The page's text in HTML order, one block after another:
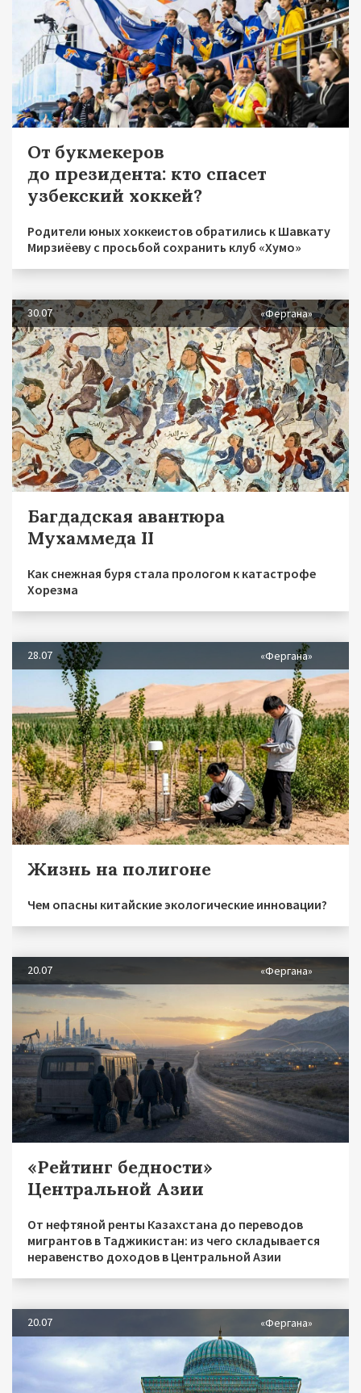
От букмекеров
до президента: кто спасет
узбекский хоккей?
Родители юных хоккеистов обратились к Шавкату
Мирзиёеву с просьбой сохранить клуб «Хумо»
30.07 «Фергана»
Багдадская авантюра
Мухаммеда II
Как снежная буря стала прологом к катастрофе
Хорезма
28.07 «Фергана»
Жизнь на полигоне
Чем опасны китайские экологические инновации?
20.07 «Фергана»
«Рейтинг бедности»
Центральной Азии
От нефтяной ренты Казахстана до переводов
мигрантов в Таджикистан: из чего складывается
неравенство доходов в Центральной Азии
20.07 «Фергана»